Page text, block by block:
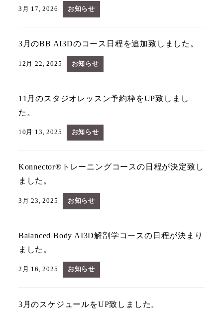
3月 17, 2026 お知らせ
3月のBB AI3Dのコース日程を追加致しました。
12月 22, 2025 お知らせ
11月のスタジオレッスン予約枠をUP致しまし
た。
10月 13, 2025 お知らせ
Konnector®トレーニングコースの日程が決定致し
ました。
3月 23, 2025 お知らせ
Balanced Body AI3D解剖学コースの日程が決まり
ました。
2月 16, 2025 お知らせ
3月のスケジュールをUP致しました。